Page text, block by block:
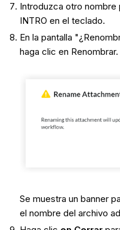
Introduzca otro nombre
INTRO en el teclado.
En la pantalla
haga clic en Renombrar.
Se muestra un banner
el nombre del archivo